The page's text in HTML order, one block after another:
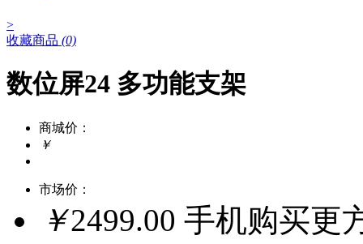
>
收藏商品 (0)
数位屏24 多功能支架
商城价：
￥
市场价：
￥2499.00 手机购买更